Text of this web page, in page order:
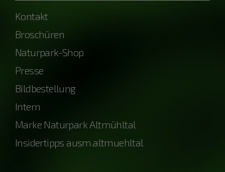
Kontakt
Broschüren
Naturpark-Shop
Presse
Bildbestellung
Intern
Marke Naturpark Altmühltal
Insidertipps ausm.altmuehltal